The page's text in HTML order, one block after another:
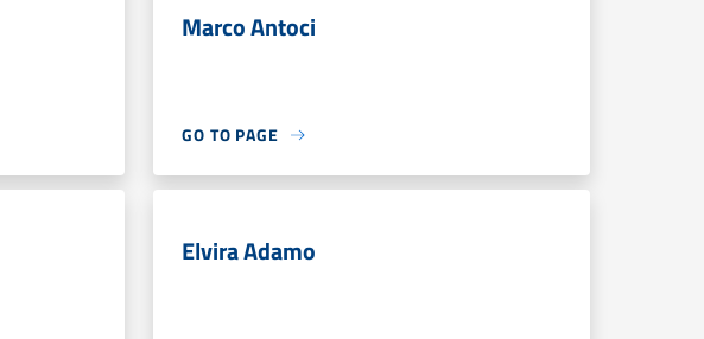
Marco Antoci
GO TO PAGE
Elvira Adamo